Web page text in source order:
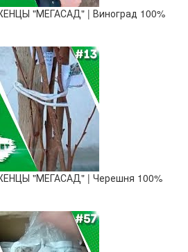
"МЕГАСАД" | Виноград 100%
"МЕГАСАД" | Черешня 100%